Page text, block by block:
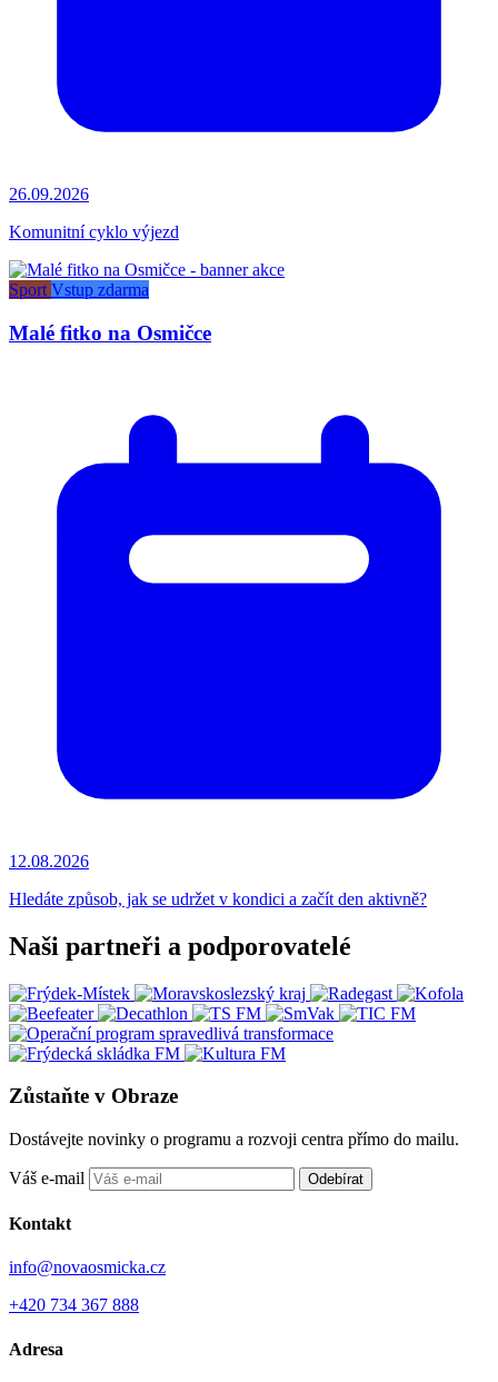
26.09.2026
Komunitní cyklo výjezd
Sport Vstup zdarma
Malé fitko na Osmičce
12.08.2026
Hledáte způsob, jak se udržet v kondici a začít den aktivně?
Naši partneři a podporovatelé
Zůstaňte v Obraze
Dostávejte novinky o programu a rozvoji centra přímo do mailu.
Váš e-mail Odebírat
Kontakt
info@novaosmicka.cz
+420 734 367 888
Adresa